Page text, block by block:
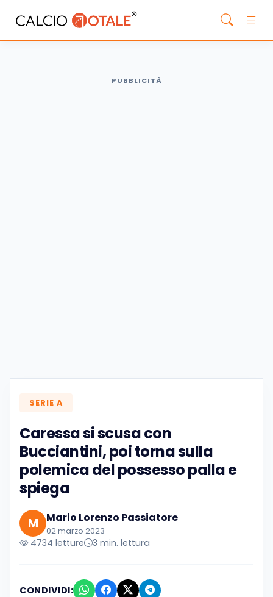
PUBBLICITÀ
SERIE A
Caressa si scusa con
Bucciantini, poi torna sulla
polemica del possesso palla e
spiega
M Mario Lorenzo Passiatore
02 marzo 2023
4734 letture 3 min. lettura
CONDIVIDI: